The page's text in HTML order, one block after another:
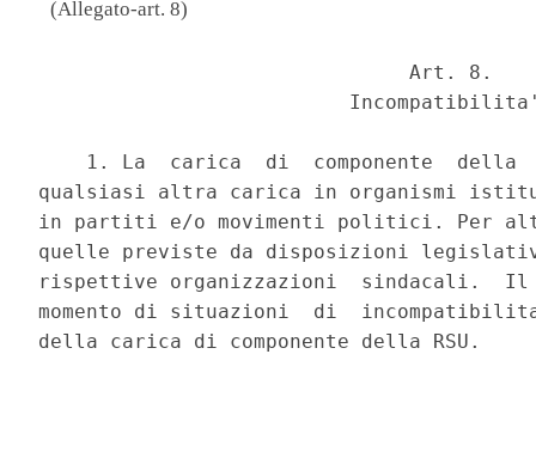
(Allegato-art. 8)
                               Art. 8.
1. La  carica  di  componente  della
qualsiasi altra carica in organismi
in partiti e/o movimenti politici. Per
quelle previste da disposizioni
rispettive organizzazioni  sindacali.
momento di situazioni  di
della carica di componente della RSU.